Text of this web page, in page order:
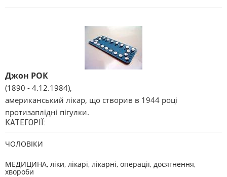
Джон РОК
(1890 - 4.12.1984),
американський лікар, що створив в 1944 році
протизаплідні пігулки.
КАТЕГОРІЇ:
ЧОЛОВІКИ
МЕДИЦИНА, ліки, лікарі, лікарні, операції, досягнення,
хвороби